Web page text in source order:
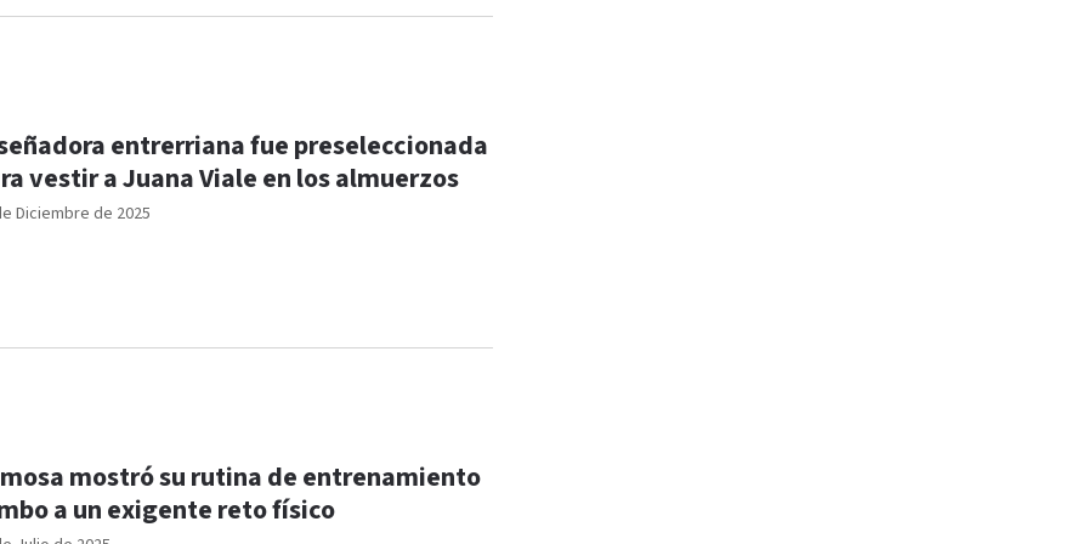
Diciembre de 2025
entrerriana fue preseleccionada
vestir a Juana Viale en los almuerzos
mostró su rutina de entrenamiento
a un exigente reto físico